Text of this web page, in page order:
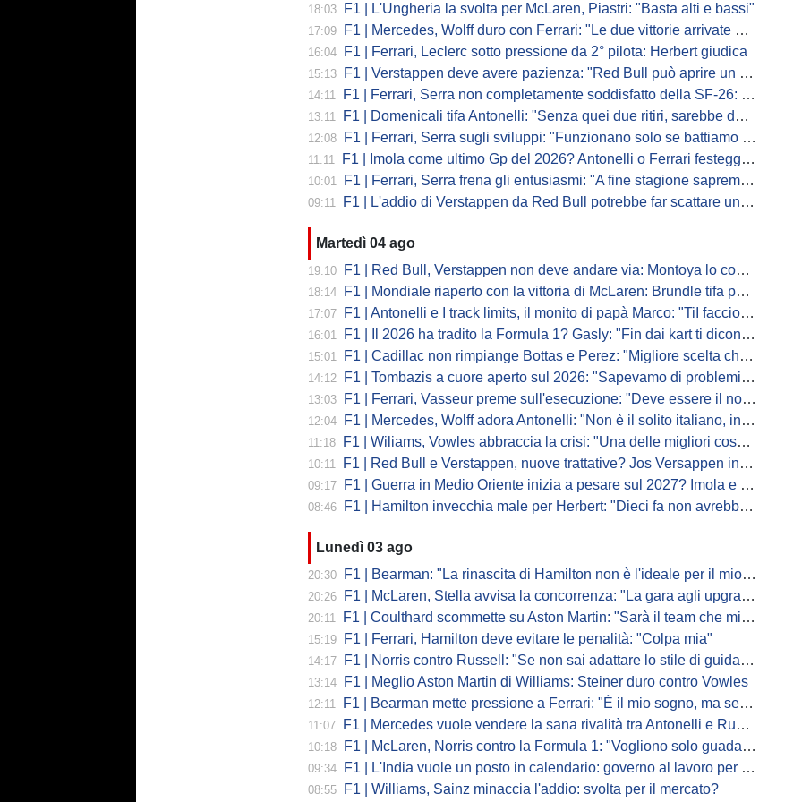
18:03 F1 | L'Ungheria la svolta per McLaren, Piastri: "Basta alti e bassi"
17:09 F1 | Mercedes, Wolff duro con Ferrari: "Le due vittorie arrivate per colpa nostra
16:04 F1 | Ferrari, Leclerc sotto pressione da 2° pilota: Herbert giudica
15:13 F1 | Verstappen deve avere pazienza: "Red Bull può aprire un nuovo corso"
14:11 F1 | Ferrari, Serra non completamente soddisfatto della SF-26: "Non è solo la mia macchina"
13:11 F1 | Domenicali tifa Antonelli: "Senza quei due ritiri, sarebbe davanti di tanto"
12:08 F1 | Ferrari, Serra sugli sviluppi: "Funzionano solo se battiamo gli altri"
11:11 F1 | Imola come ultimo Gp del 2026? Antonelli o Ferrari festeggiano il titolo in casa...
10:01 F1 | Ferrari, Serra frena gli entusiasmi: "A fine stagione sapremo se SF-26 è forte"
09:11 F1 | L'addio di Verstappen da Red Bull potrebbe far scattare un domino: ne parla Fittipaldi
Martedì 04 ago
19:10 F1 | Red Bull, Verstappen non deve andare via: Montoya lo convince
18:14 F1 | Mondiale riaperto con la vittoria di McLaren: Brundle tifa papaya
17:07 F1 | Antonelli e I track limits, il monito di papà Marco: "TiI faccio fare la fine della gallina"
16:01 F1 | Il 2026 ha tradito la Formula 1? Gasly: "Fin dai kart ti dicono di non alzare il piede dal gas"
15:01 F1 | Cadillac non rimpiange Bottas e Perez: "Migliore scelta che potessimo fare"
14:12 F1 | Tombazis a cuore aperto sul 2026: "Sapevamo di problemi, ma serviva un accordo"
13:03 F1 | Ferrari, Vasseur preme sull'esecuzione: "Deve essere il nostro punto di forza"
12:04 F1 | Mercedes, Wolff adora Antonelli: "Non è il solito italiano, in bolla quando guida"
11:18 F1 | Wiliams, Vowles abbraccia la crisi: "Una delle migliori cose che potevano capitare"
10:11 F1 | Red Bull e Verstappen, nuove trattative? Jos Versappen insorge contro i giornalisti
09:17 F1 | Guerra in Medio Oriente inizia a pesare sul 2027? Imola e Barcellona osservano
08:46 F1 | Hamilton invecchia male per Herbert: "Dieci fa non avrebbe preso queste penalità"
Lunedì 03 ago
20:30 F1 | Bearman: "La rinascita di Hamilton non è l'ideale per il mio futuro in Ferrari"
20:26 F1 | McLaren, Stella avvisa la concorrenza: "La gara agli upgrade è appena iniziata"
20:11 F1 | Coulthard scommette su Aston Martin: "Sarà il team che migliorerà di più"
15:19 F1 | Ferrari, Hamilton deve evitare le penalità: "Colpa mia"
14:17 F1 | Norris contro Russell: "Se non sai adattare lo stile di guida, perdi"
13:14 F1 | Meglio Aston Martin di Williams: Steiner duro contro Vowles
12:11 F1 | Bearman mette pressione a Ferrari: "É il mio sogno, ma se il sedile non sarà libero..."
11:07 F1 | Mercedes vuole vendere la sana rivalità tra Antonelli e Russell: parla Lord
10:18 F1 | McLaren, Norris contro la Formula 1: "Vogliono solo guadagnare"
09:34 F1 | L'India vuole un posto in calendario: governo al lavoro per il 2028
08:55 F1 | Williams, Sainz minaccia l'addio: svolta per il mercato?